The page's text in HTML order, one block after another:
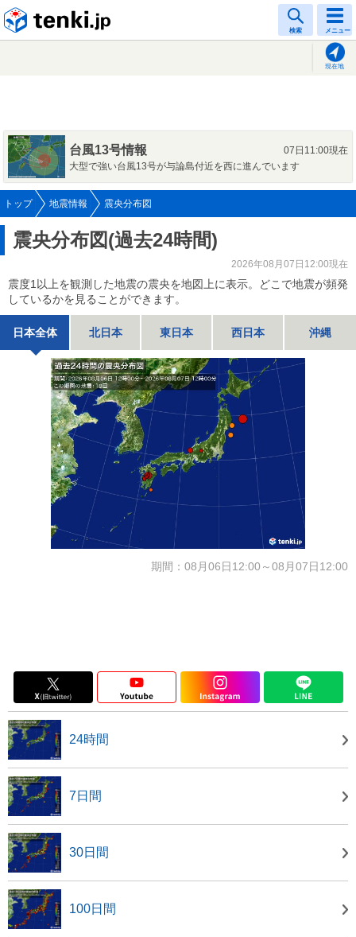
検索 メニュー
現在地
台風13号情報
07日11:00現在
大型で強い台風13号が与論島付近を西に進んでいます
トップ 地震情報 震央分布図
震央分布図(過去24時間)
2026年08月07日12:00現在
震度1以上を観測した地震の震央を地図上に表示。どこで地震が頻発
しているかを見ることができます。
日本全体 北日本 東日本 西日本 沖縄
期間：08月06日12:00～08月07日12:00
24時間
7日間
30日間
100日間